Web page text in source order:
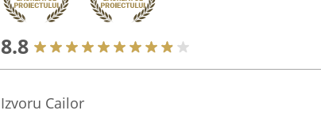
8.8
Izvoru Cailor